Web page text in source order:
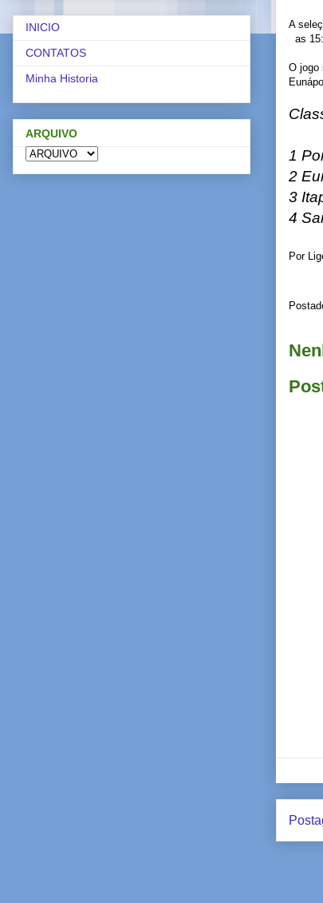
A
as
O jogo
1
2
3
4
Por
INICIO
CONTATOS
Minha Historia
ARQUIVO